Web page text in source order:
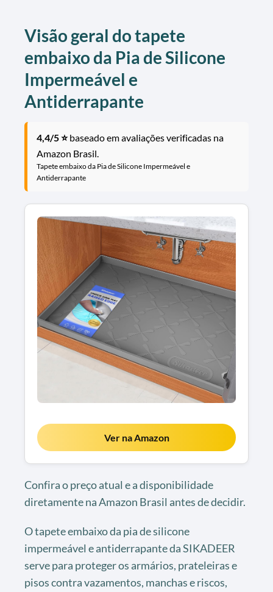
Visão geral do tapete
embaixo da Pia de Silicone
Impermeável e
Antiderrapante
4,4/5 ⭐baseado em avaliações verificadas na
Amazon Brasil.
Tapete embaixo da Pia de Silicone Impermeável e
Antiderrapante
Ver na Amazon
Confira o preço atual e a disponibilidade
diretamente na Amazon Brasil antes de decidir.
O tapete embaixo da pia de silicone
impermeável e antiderrapante da SIKADEER
serve para proteger os armários, prateleiras e
pisos contra vazamentos, manchas e riscos,